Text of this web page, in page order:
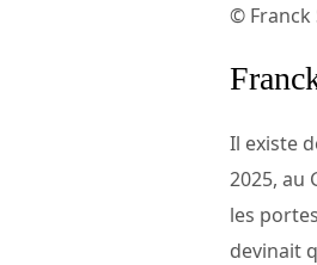
© Franck
Il existe
2025, au
les
devinait